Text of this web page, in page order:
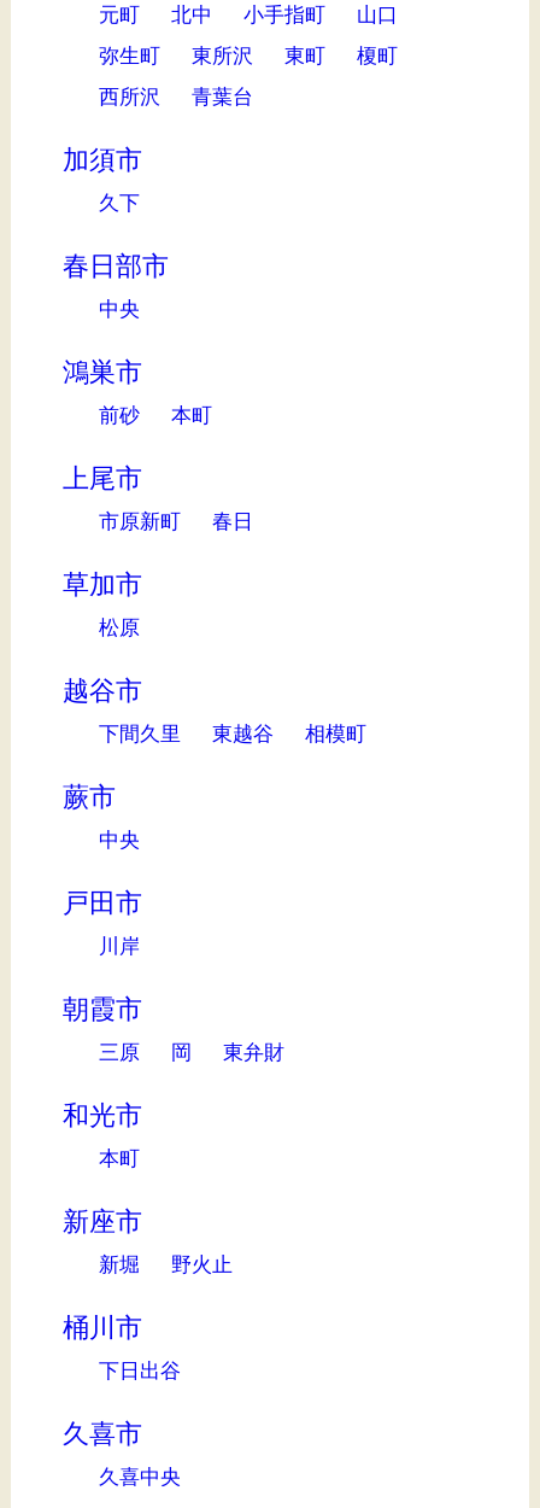
元町 北中 小手指町
山口
弥生町
東所沢 東町
榎町
西所沢
青葉台
加須市
久下
春日部市
中央
鴻巣市
前砂 本町
上尾市
市原新町 春日
草加市
松原
越谷市
下間久里 東越谷 相模町
蕨市
中央
戸田市
川岸
朝霞市
三原 岡 東弁財
和光市
本町
新座市
新堀 野火止
桶川市
下日出谷
久喜市
久喜中央